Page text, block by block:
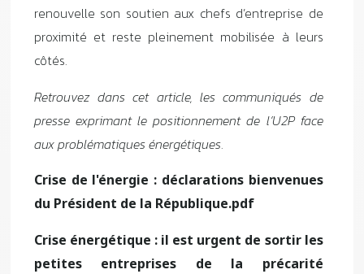
renouvelle son soutien aux chefs d’entreprise de
proximité et reste pleinement mobilisée à leurs
côtés.
Retrouvez dans cet article, les communiqués de
presse exprimant le positionnement de l’U2P face
aux problématiques énergétiques.
Crise de l'énergie : déclarations bienvenues
du Président de la République.pdf
Crise énergétique : il est urgent de sortir les
petites entreprises de la précarité